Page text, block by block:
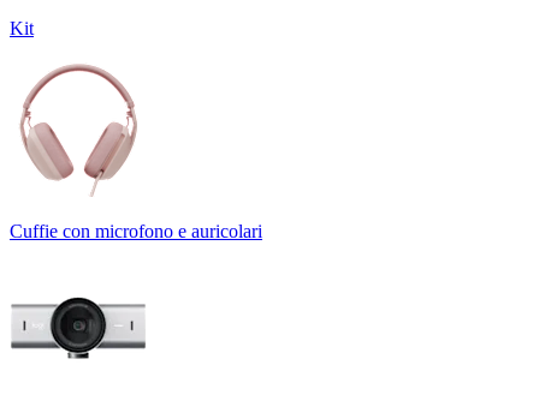
Kit
Cuffie con microfono e auricolari